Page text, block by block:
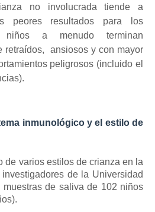
no involucrada tiende a
peores resultados para los
niños a menudo terminan
retraídos, ansiosos y con mayor
peligrosos (incluido el
inmunológico y el estilo de
de varios estilos de crianza en la
de la Universidad
de saliva de 102 niños